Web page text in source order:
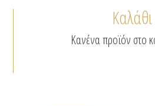
επιλεγούν
στη
σελίδα
Καλάθι
Κανένα προϊόν στο